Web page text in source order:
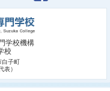
学校機構
校
白子町
）